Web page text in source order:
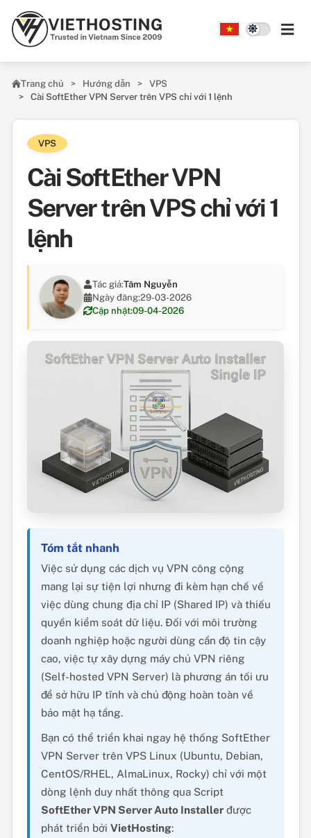
Trang chủ Hướng dẫn
VPS
Cài SoftEther VPN Server trên VPS chỉ với 1 lệnh
VPS
Cài SoftEther VPN
Server trên VPS chỉ với 1
lệnh
Tác giả:Tâm Nguyễn
Ngày đăng:29-03-2026
Cập nhật:09-04-2026
Tóm tắt nhanh
Việc sử dụng các dịch vụ VPN công cộng
mang lại sự tiện lợi nhưng đi kèm hạn chế về
việc dùng chung địa chỉ IP (Shared IP) và thiếu
quyền kiểm soát dữ liệu. Đối với môi trường
doanh nghiệp hoặc người dùng cần độ tin cậy
cao, việc tự xây dựng máy chủ VPN riêng
(Self-hosted VPN Server) là phương án tối ưu
để sở hữu IP tĩnh và chủ động hoàn toàn về
bảo mật hạ tầng.
Bạn có thể triển khai ngay hệ thống SoftEther
VPN Server trên VPS Linux (Ubuntu, Debian,
CentOS/RHEL, AlmaLinux, Rocky) chỉ với một
dòng lệnh duy nhất thông qua Script
SoftEther VPN Server Auto Installer được
phát triển bởiVietHosting: